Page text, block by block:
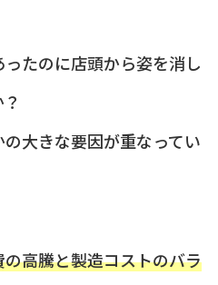
たのに店頭から姿を消し
大きな要因が重なってい
の高騰と製造コストのバラ